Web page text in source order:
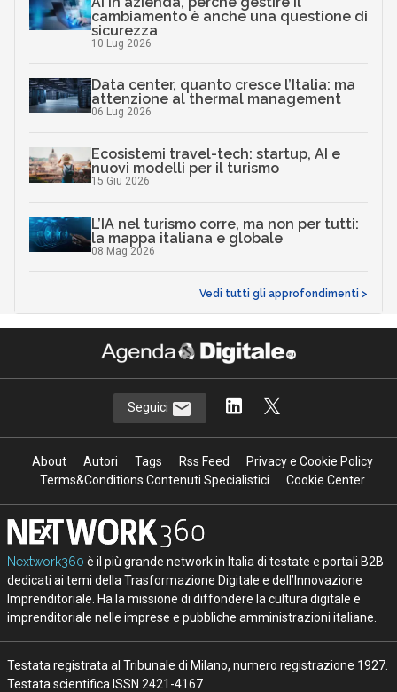
cambiamento è anche una questione di
sicurezza
10 Lug 2026
Data center, quanto cresce l’Italia: ma
attenzione al thermal management
06 Lug 2026
Ecosistemi travel-tech: startup, AI e
nuovi modelli per il turismo
15 Giu 2026
L’IA nel turismo corre, ma non per tutti:
la mappa italiana e globale
08 Mag 2026
Vedi tutti gli approfondimenti >
Seguici
About Autori Tags Rss Feed
Privacy e Cookie Policy
Terms&Conditions Contenuti Specialistici
Cookie Center
Nextwork360 è il più grande network in Italia di testate e portali B2B
dedicati ai temi della Trasformazione Digitale e dell’Innovazione
Imprenditoriale. Ha la missione di diffondere la cultura digitale e
imprenditoriale nelle imprese e pubbliche amministrazioni italiane.
Testata registrata al Tribunale di Milano, numero registrazione 1927.
Testata scientifica ISSN 2421-4167